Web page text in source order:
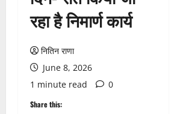
रहा है निमार्ण कार्य
नितिन राणा
June 8, 2026
1 minute read
0
Share this: